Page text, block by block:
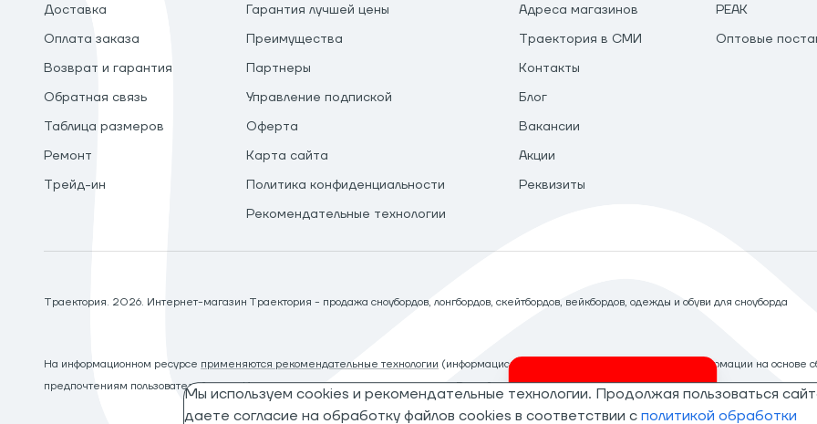
Доставка
Оплата заказа
Возврат и гарантия
Обратная связь
Таблица размеров
Ремонт
Трейд-ин
Гарантия лучшей цены
Преимущества
Партнеры
Управление подпиской
Оферта
Карта сайта
Политика конфиденциальности
Рекомендательные технологии
Адреса магазинов
Траектория в СМИ
Контакты
Блог
Вакансии
Акции
Реквизиты
PEAK
Оптовые
Траектория. 2026. Интернет-магазин Траектория - продажа сноубордов, лонгбордов, скейтбордов, вейкбордов, одежды и обуви для сноуборда
На информационном ресурсе применяются рекомендательные технологии (информационные технологии предоставления информации на основе
предпочтениям пользователей сети «Интернет», находящихся на территории Российской Федерации)
Invalid csrf token
Мы используем cookies и рекомендательные технологии. Продолжая пользоваться
даете согласие на обработку файлов cookies в соответствии с политикой обработки